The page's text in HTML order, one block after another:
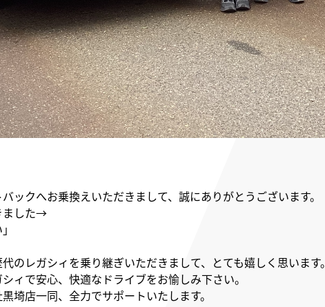
ックへお乗換えいただきまして、誠にありがとうございます。
ました→
のレガシィを乗り継ぎいただきまして、とても嬉しく思います。
ィで安心、快適なドライブをお愉しみ下さい。
埼店一同、全力でサポートいたします。